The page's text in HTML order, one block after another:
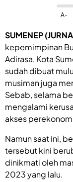
A-
SUMENEP
kepemimpinan
Adirasa, Kota
sudah dibuat
musiman juga
Sebab, selama
mengalami
akses
Namun saat ini,
tersebut kini
dinikmati oleh
2023 yang lalu.